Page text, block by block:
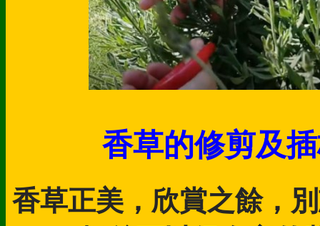
香草的修剪及
香草正美，欣賞之餘，